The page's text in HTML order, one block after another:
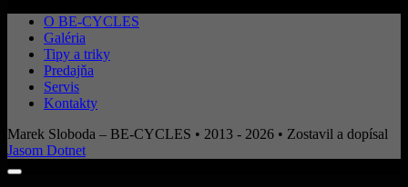
O BE-CYCLES
Galéria
Tipy a triky
Predajňa
Servis
Kontakty
Marek Sloboda – BE-CYCLES • 2013 - 2026 • Zostavil a dopísal
Jasom Dotnet